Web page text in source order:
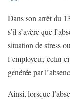
Dans son arrêt du
s’il s’avère que
situation de stress
l’employeur, celui-
générée par
Ainsi, lorsque